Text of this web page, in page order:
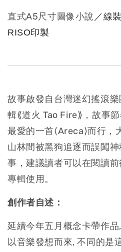
直式A5尺寸圖像小說 ／線
RISO印製
故事啟發自台灣迷幻搖滾
輯⟪道火 Tao Fire⟫，故事
最愛的一首⟨Areca⟩而行，
山林間被黑狗追逐而誤闖
事，建議讀者可以在閱讀
專輯使用。
創作者自述：
延續今年五月概念卡帶作
以音樂發想而來, 不同的是